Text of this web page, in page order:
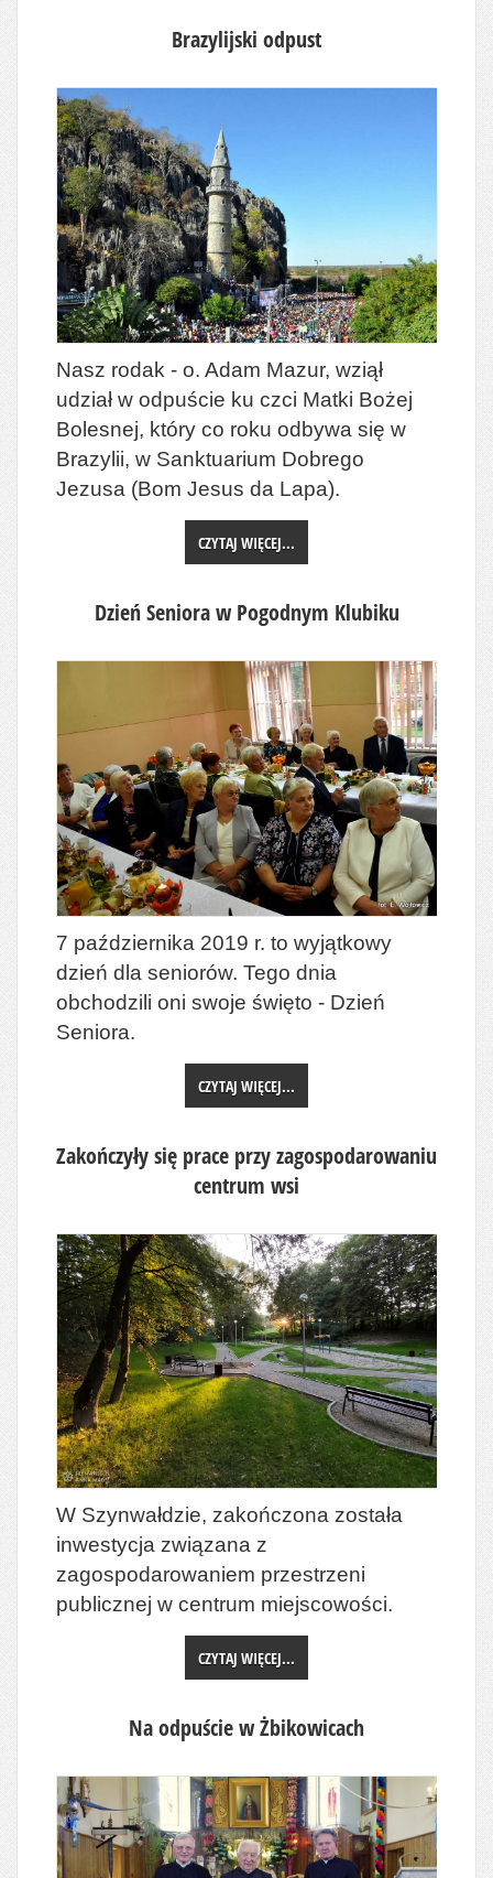
Brazylijski odpust
Nasz rodak - o. Adam Mazur, wziął
udział w odpuście ku czci Matki Bożej
Bolesnej, który co roku odbywa się w
Brazylii, w Sanktuarium Dobrego
Jezusa (Bom Jesus da Lapa).
CZYTAJ WIĘCEJ...
Dzień Seniora w Pogodnym Klubiku
7 października 2019 r. to wyjątkowy
dzień dla seniorów. Tego dnia
obchodzili oni swoje święto - Dzień
Seniora.
CZYTAJ WIĘCEJ...
Zakończyły się prace przy zagospodarowaniu
centrum wsi
W Szynwałdzie, zakończona została
inwestycja związana z
zagospodarowaniem przestrzeni
publicznej w centrum miejscowości.
CZYTAJ WIĘCEJ...
Na odpuście w Żbikowicach